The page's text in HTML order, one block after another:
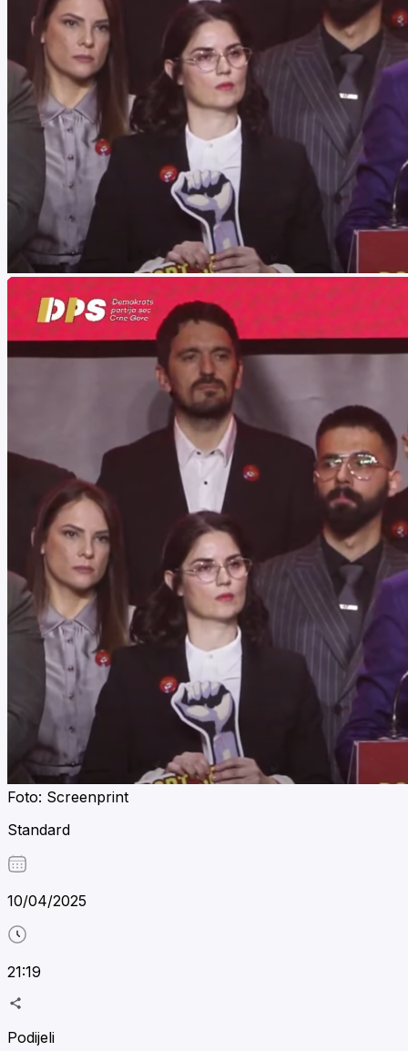
Foto: Screenprint
Standard
10/04/2025
21:19
Podijeli